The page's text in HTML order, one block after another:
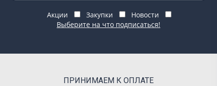
Акции Закупки
Новости
Выберите на что подписаться!
ПРИНИМАЕМ К ОПЛАТЕ